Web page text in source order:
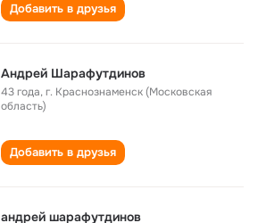
Добавить в друзья
Андрей Шарафутдинов
43 года,г. Краснознаменск (Московская
область)
Добавить в друзья
андрей шарафутдинов